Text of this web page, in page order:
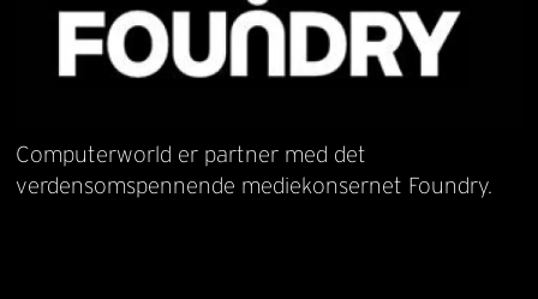
Computerworld er partner med det
verdensomspennende mediekonsernet Foundry.